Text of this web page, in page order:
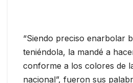
“Siendo preciso enarbolar
teniéndola, la mandé a
conforme a los colores de
nacional”, fueron sus